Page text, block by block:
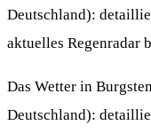
Deutschland):
aktuelles Regenradar
Das Wetter in
Deutschland):